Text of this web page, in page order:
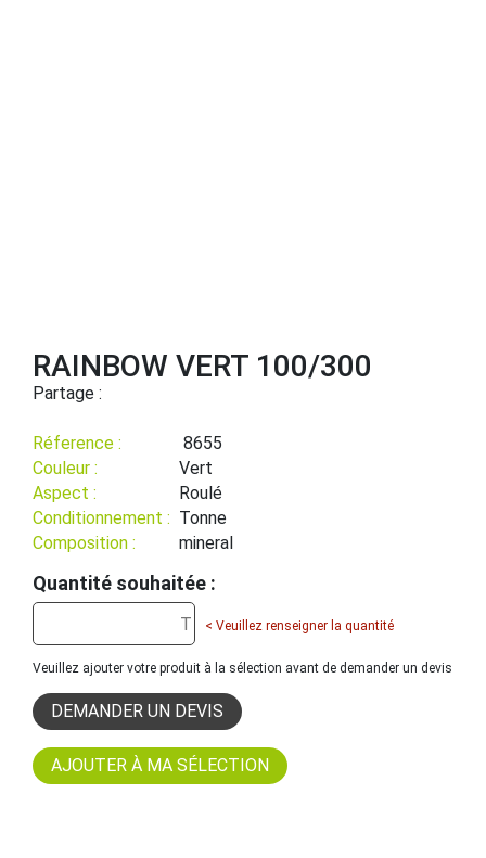
RAINBOW VERT 100/300
Partage :
Réference :
8655
Couleur :
Vert
Aspect :
Roulé
Conditionnement : Tonne
Composition :
mineral
Quantité souhaitée :
< Veuillez renseigner la quantité
Veuillez ajouter votre produit à la sélection avant de demander un devis
DEMANDER UN DEVIS